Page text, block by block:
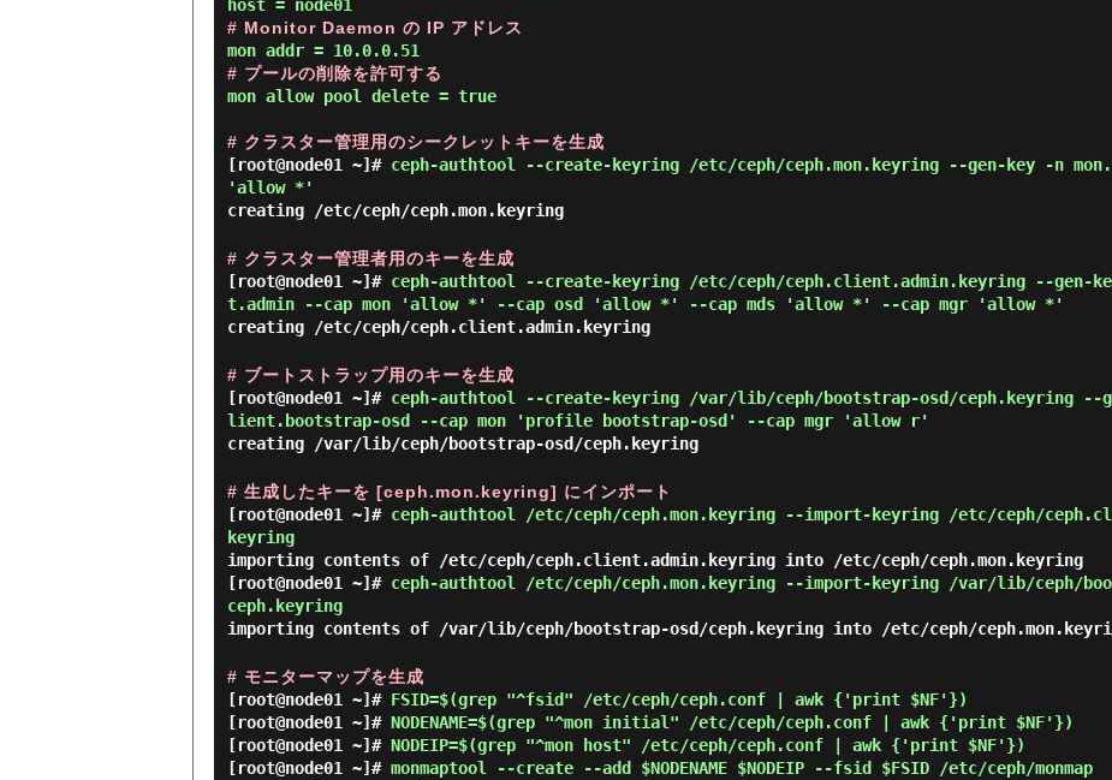
# Monitor Daemon の IP アドレス
# プールの削除を許可する
mon allow pool delete = true
# クラスター管理用のシークレットキーを生成
[root@node01 ~]# ceph-authtool --create-keyring /etc/ceph/ceph.mon.keyring --gen-key -n
'allow *'
creating /etc/ceph/ceph.mon.keyring
# クラスター管理者用のキーを生成
[root@node01 ~]# ceph-authtool --create-keyring /etc/ceph/ceph.client.admin.keyring --gen-
t.admin --cap mon 'allow *' --cap osd 'allow *' --cap mds 'allow *' --cap mgr 'allow *'
creating /etc/ceph/ceph.client.admin.keyring
# ブートストラップ用のキーを生成
[root@node01 ~]# ceph-authtool --create-keyring /var/lib/ceph/bootstrap-osd/ceph.keyring --
lient.bootstrap-osd --cap mon 'profile bootstrap-osd' --cap mgr 'allow r'
creating /var/lib/ceph/bootstrap-osd/ceph.keyring
# 生成したキーを [ceph.mon.keyring] にインポート
[root@node01 ~]# ceph-authtool /etc/ceph/ceph.mon.keyring --import-keyring /etc/ceph/
keyring
importing contents of /etc/ceph/ceph.client.admin.keyring into /etc/ceph/ceph.mon.keyring
[root@node01 ~]# ceph-authtool /etc/ceph/ceph.mon.keyring --import-keyring /var/lib/ceph/
ceph.keyring
importing contents of /var/lib/ceph/bootstrap-osd/ceph.keyring into /etc/ceph/
# モニターマップを生成
[root@node01 ~]# FSID=$(grep "^fsid" /etc/ceph/ceph.conf | awk {'print $NF'})
[root@node01 ~]# NODENAME=$(grep "^mon initial" /etc/ceph/ceph.conf | awk {'print $NF'})
[root@node01 ~]# NODEIP=$(grep "^mon host" /etc/ceph/ceph.conf | awk {'print $NF'})
[root@node01 ~]# monmaptool --create --add $NODENAME $NODEIP --fsid $FSID /etc/ceph/monmap